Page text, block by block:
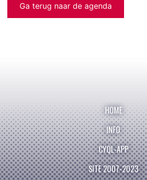
Ga terug naar de agenda
HOME
INFO
CYQL-APP
SITE 2007-2023